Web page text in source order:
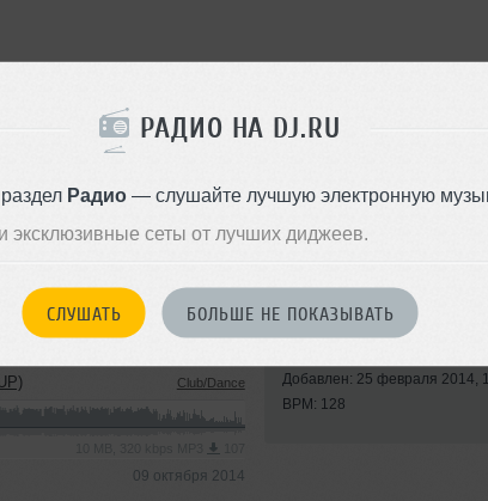
РАДИО НА DJ.RU
Радио— слушайте лучшую электронную
эксклюзивные сеты от лучших диджеев.
СЛУШАТЬ БОЛЬШЕ НЕ ПОКАЗЫВАТЬ
Club/Dance
09 октября 2014
Стили: Club/Dance
Добавлен: 25 февраля 2014,
BPM: 128